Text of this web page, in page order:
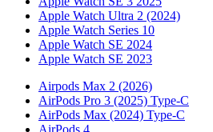
Apple Watch Ultra 2 (2024)
Apple Watch Series 10
Apple Watch SE 2024
Apple Watch SE 2023
Airpods Max 2 (2026)
AirPods Pro 3 (2025) Type-C
AirPods Max (2024) Type-C
AirPods 4